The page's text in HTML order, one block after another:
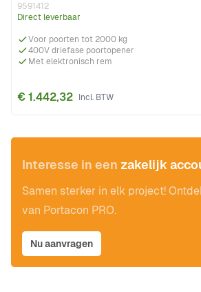
9591412
Direct leverbaar
Voor poorten tot 2000 kg
400V driefase poortopener
Met elektronisch rem
€ 1.442,32
Interesse in een zakelijk
Samen sterker in elk project!
van Portacon PRO.
Nu aanvragen